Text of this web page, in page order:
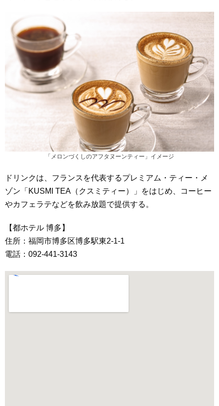
「メロンづくしのアフタヌーンティー」イメージ
ドリンクは、フランスを代表するプレミアム・ティー・メ
ゾン「KUSMI TEA（クスミティー）」をはじめ、コーヒー
やカフェラテなどを飲み放題で提供する。
【都ホテル 博多】
住所：福岡市博多区博多駅東2-1-1
電話：092-441-3143